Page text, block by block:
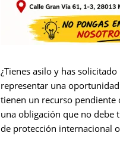
¿Tienes asilo y has
representar una
tienen un recurso pendiente
una obligación que no debe
de protección internacional